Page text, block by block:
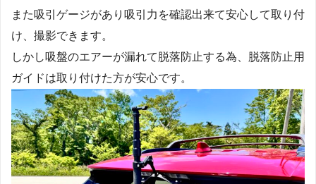
また吸引ゲージがあり吸引力を確認出来て安心して取り付
け、撮影できます。
しかし吸盤のエアーが漏れて脱落防止する為、脱落防止用
ガイドは取り付けた方が安心です。